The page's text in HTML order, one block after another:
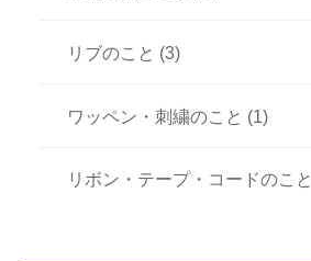
リブのこと (3)
ワッペン・刺繍のこと (1)
リボン・テープ・コードのこと